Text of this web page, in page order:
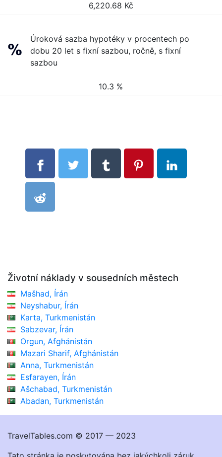
6,220.68 Kč
Úroková sazba hypotéky v procentech po
dobu 20 let s fixní sazbou, ročně, s fixní
sazbou
10.3 %
Životní náklady v sousedních městech
Mašhad, Írán
Neyshabur, Írán
Karta, Turkmenistán
Sabzevar, Írán
Orgun, Afghánistán
Mazari Sharif, Afghánistán
Anna, Turkmenistán
Esfarayen, Írán
Ašchabad, Turkmenistán
Abadan, Turkmenistán
TravelTables.com © 2017 — 2023